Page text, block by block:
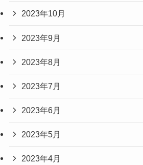
2023年10月
2023年9月
2023年8月
2023年7月
2023年6月
2023年5月
2023年4月